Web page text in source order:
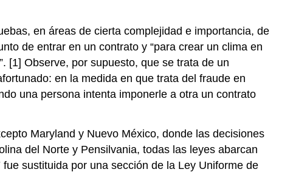
en áreas de cierta complejidad e importancia, de
de entrar en un contrato y “para crear un clima en
[1] Observe, por supuesto, que se trata de un
en la medida en que trata del fraude en
una persona intenta imponerle a otra un contrato
Maryland y Nuevo México, donde las decisiones
del Norte y Pensilvania, todas las leyes abarcan
sustituida por una sección de la Ley Uniforme de